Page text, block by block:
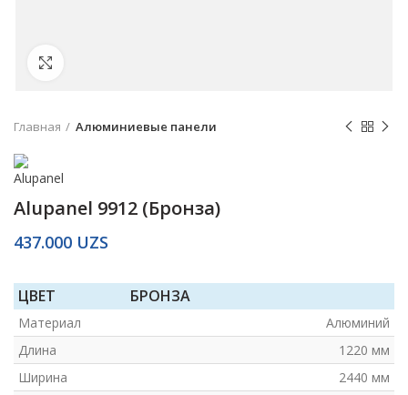
Главная Алюминиевые панели
Alupanel 9912 (Бронза)
437.000 UZS
ЦВЕТ БРОНЗА
Материал
Алюминий
Длина
1220 мм
Ширина
2440 мм